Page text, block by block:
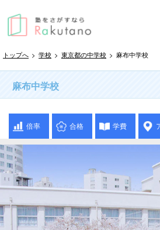
トップへ > 学校 > 東京都の中学校 > 麻布中学校
麻布中学校
倍率 合格 学費